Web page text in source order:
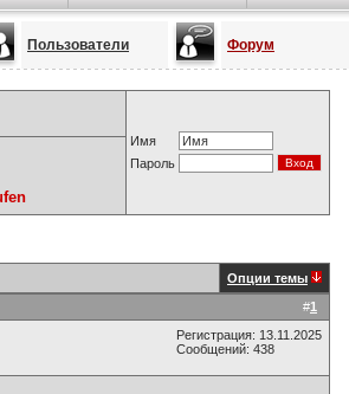
Пользователи Форум
Имя
Пароль
Опции темы
#1
Регистрация: 13.11.2025
Сообщений: 438